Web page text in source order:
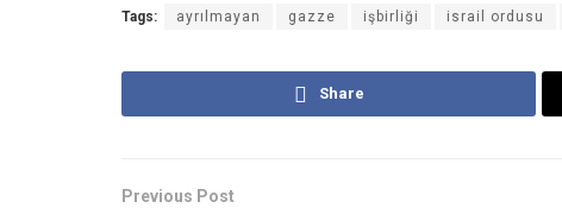
Tags: ayrılmayan gazze işbirliği israil ordusu
Share
Previous Post